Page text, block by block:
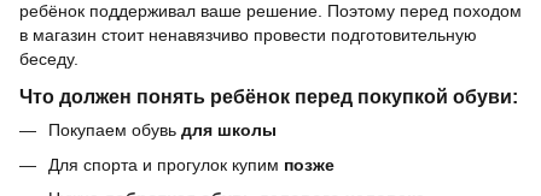
ребёнок поддерживал ваше решение. Поэтому перед походом
в магазин стоит ненавязчиво провести подготовительную
беседу.
Что должен понять ребёнок перед покупкой обуви:
Покупаем обувь для школы
Для спорта и прогулок купим позже